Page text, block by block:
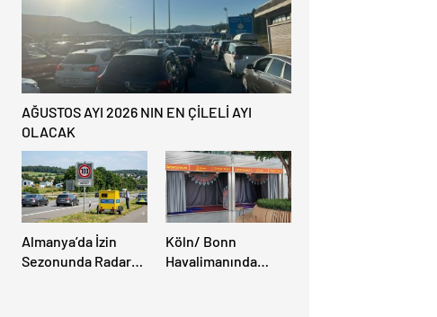
AĞUSTOS AYI 2026 NIN EN ÇİLELİ AYI
OLACAK
Almanya’da İzin
Sezonunda Radar
Köln/ Bonn
Havalimanında